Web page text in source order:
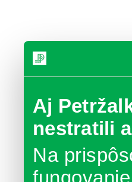
Aj
nestratili
Na